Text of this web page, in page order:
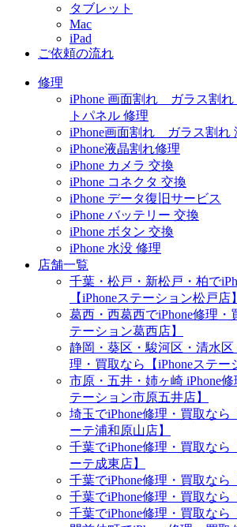
タブレット
Mac
iPad
ご依頼の流れ
修理
iPhone 画面割れ ガラス割
トパネル 修理
iPhone画面割れ ガラス割れ
iPhone液晶割れ修理
iPhone カメラ 交換
iPhone コネクタ 交換
iPhone データ復旧サービス
iPhone バッテリー 交換
iPhone ボタン 交換
iPhone 水没 修理
店舗一覧
千葉・松戸・新松戸・柏で
【iPhoneステーション松戸店】
葛西・西葛西でiPhone修理・
テーション葛西店】
静岡・葵区・駿河区・清水区
理・買取なら【iPhoneステー
市原・五井・姉ヶ崎 iPhone修
テーション市原五井店】
埼玉でiPhone修理・買取な
ーテ浦和原山店】
千葉でiPhone修理・買取な
ーテ成東店】
千葉でiPhone修理・買取なら
千葉でiPhone修理・買取なら
千葉でiPhone修理・買取なら